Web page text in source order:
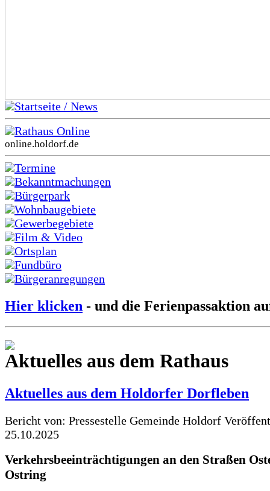
Startseite / News
Rathaus Online
online.holdorf.de
Termine
Bekanntmachungen
Bürgerpark
Wohnbaugebiete
Gewerbegebiete
Film & Video
Ortsplan
Fundbüro
Bürgeranregungen
Hier klicken - und die Ferienpassaktion
Aktuelles aus dem Rathaus
Aktuelles aus dem Holdorfer Dorfleben
Bericht von: Pressestelle Gemeinde Holdorf
25.10.2025
Verkehrsbeeinträchtigungen an den Straßen
Ostring